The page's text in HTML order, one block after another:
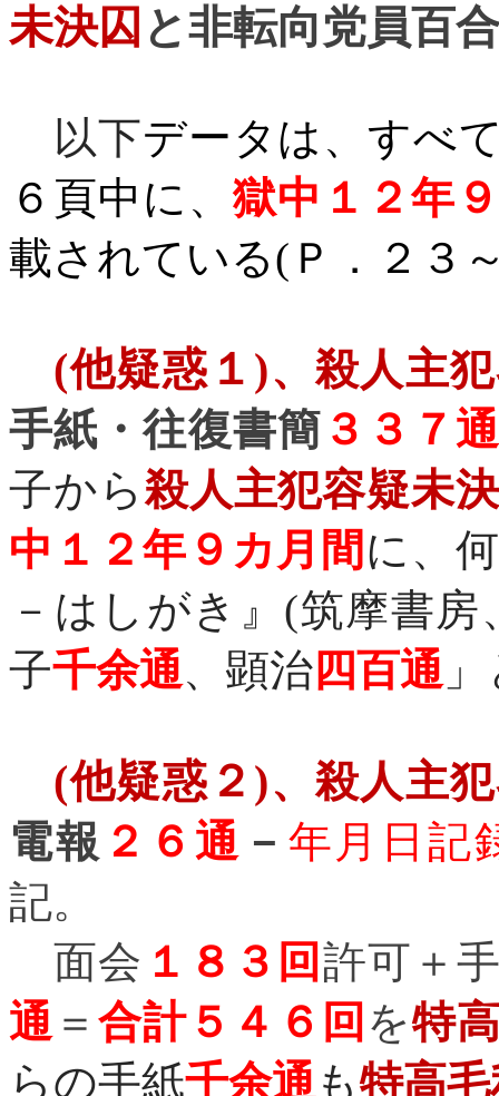
未決囚 と非転向党員百
以下データは、すべ
６頁中に、 獄中１２年
載されている( Ｐ．２３
(他疑惑１ )、殺人主
手紙・往復書簡 ３３７
子から殺人主犯容疑未
中１２年９カ月間 に、
－はしがき』 (筑摩書房
子千余通、顕治 四百通
(他疑惑２ )、殺人主
電報 ２６通 － 年月日記
記。
面会 １８３回 許可＋
通 ＝合計５４６回 を特
らの手紙千余通も特高